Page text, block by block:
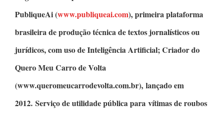
PubliqueAi(www.publiqueai.com), primeira plataforma
brasileira de produção técnica de textos jornalísticos ou
jurídicos, com uso de Inteligência Artificial;Criador do
Quero Meu Carro de Volta
(www.queromeucarrodevolta.com.br), lançado em
2012. Serviço de utilidade pública para vítimas de roubos